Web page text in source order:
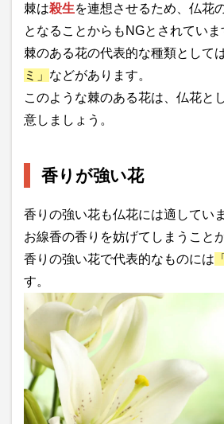
棘は殺生を連想させるため、仏花
となることからもNGとされていま
棘のある花の代表的な種類として
ミ」 などがあります。
このような棘のある花は、仏花と
意しましょう。
香りが強い花
香りの強い花も仏花には適してい
お線香の香りを妨げてしまうこと
香りの強い花で代表的なものには
す。